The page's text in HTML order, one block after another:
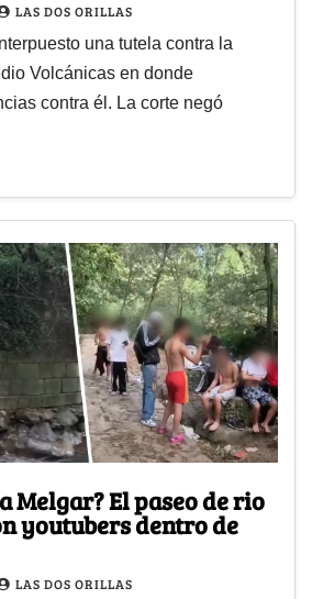
LAS DOS ORILLAS
una tutela contra la
Volcánicas en donde
contra él. La corte negó
Melgar? El paseo de rio
youtubers dentro de
LAS DOS ORILLAS